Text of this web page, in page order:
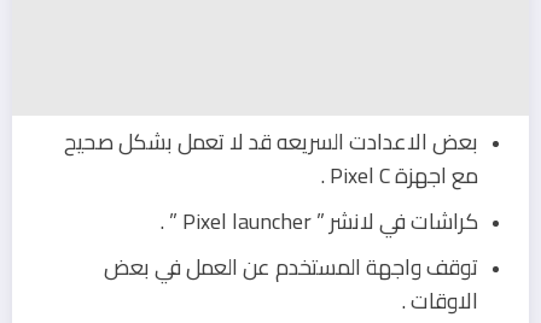
بعض الاعدادت السريعه قد لا تعمل بشكل صحيح
مع اجهزة Pixel C .
كراشات في لانشر ” Pixel launcher ” .
توقف واجهة المستخدم عن العمل في بعض
الاوقات .